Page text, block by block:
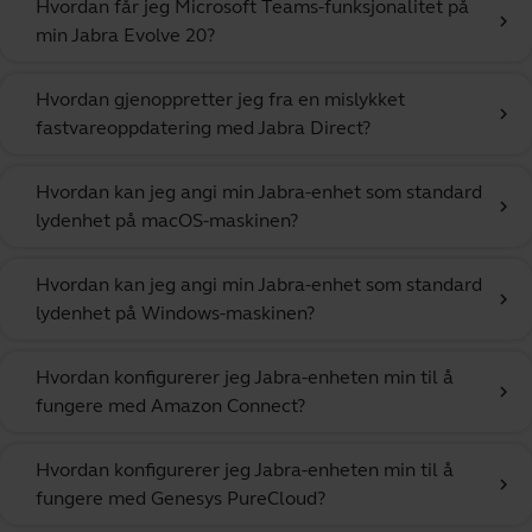
Hvordan får jeg Microsoft Teams-funksjonalitet på
min Jabra Evolve 20?
chevron_right
Hvordan gjenoppretter jeg fra en mislykket
fastvareoppdatering med Jabra Direct?
chevron_right
Hvordan kan jeg angi min Jabra-enhet som standard
lydenhet på macOS-maskinen?
chevron_right
Hvordan kan jeg angi min Jabra-enhet som standard
lydenhet på Windows-maskinen?
chevron_right
Hvordan konfigurerer jeg Jabra-enheten min til å
fungere med Amazon Connect?
chevron_right
Hvordan konfigurerer jeg Jabra-enheten min til å
fungere med Genesys PureCloud?
chevron_right